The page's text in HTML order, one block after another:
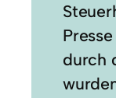
durch